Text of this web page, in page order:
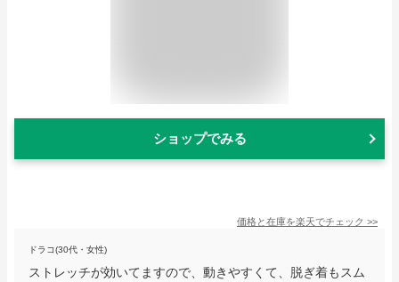
ショップでみる
価格と在庫を楽天でチェック >>
ドラコ(30代・女性)
ストレッチが効いてますので、動きやすくて、脱ぎ着もスム